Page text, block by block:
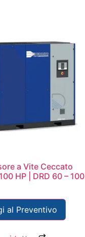
a Vite Ceccato
HP | DRD 60 – 100
al Preventivo